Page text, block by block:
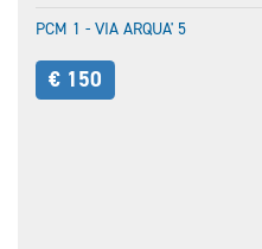
PCM 1 - VIA ARQUA' 5
€ 150